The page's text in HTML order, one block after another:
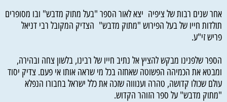
אחר שנים רבות של ציפיה יצא לאור הספר "בעל מתוק מדבש" ובו מסופרים
תולדות חייו של בעל הפירוש "מתוק מדבש" הצדיק המקובל רבי דניאל
פריש זי"ע.
הספר שלפנינו מבקש להציץ אל נתיב חייו של רבינו, בלשון צחה ובהירה,
ומבטא את הכמיהה הפשוטה שאחזה בכל מי שראה אותו אי פעם. צדיק יסוד
עולם שכולו קדושה, טהרה וענוווה שזכה את כלל ישראל בחבורו הנפלא
"מתוק מדבש" על ספר הזוהר הקדוש.